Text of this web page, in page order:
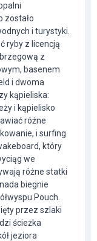
zostało
i turystyki.
ryby z licencją
z
basenem
i dwoma
kąpieliska:
i kąpielisko
różne
i surfing.
który
we
różne statki
biegnie
Pouch.
przez szlaki
ścieżka
jeziora